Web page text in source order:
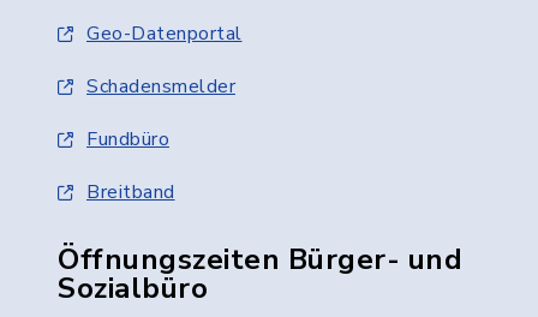
Geo-Datenportal
Schadensmelder
Fundbüro
Breitband
Öffnungszeiten Bürger- und
Sozialbüro